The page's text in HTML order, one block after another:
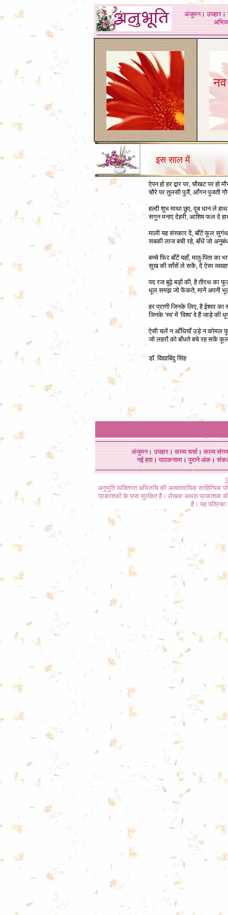
अंजुमन।उपहार।
नव
इस साल में
ऐपन हो हर द्वार पर, चौखट पर हो
चौरे पर तुलसी पुजैं, आँगन पुजती
हल्दी शुभ माथा छुए, दूब धान ले हाथ
सगुन मनाए देहरी, आशिष फल दे
माली यह संस्कार दें, बाँटें फूल सुगंध
सबकी लाज बची रहे, बाँधें जो
बच्चे फिर बाँटें यहाँ, मातु-पिता का
सुख की साँसें ले सकें, दें ऐसा
पद रज बूढ़े बड़ों की, है तीरथ का
धूल समझ जो फेंकते, मानें अपनी
हर प्राणी जिनके लिए, है ईश्वर का
जिनके 'स्व' में 'विश्व' वे हैं जाड़े की
ऐसी चलें न आँधियाँ उड़े न कोमल
जो लहरों को बाँधते बचे रह सकें
डॉ. विद्याबिंदु सिंह
अंजुमन।उपहार।काव्य चर्चा।काव्य संगम
नई हवा। पाठकनामा। पुराने अंक।
अनुभूति व्यक्तिगत अभिरुचि की अव्यवसायिक
प्रकाशकों के पास सुरक्षित हैं। लेखक अथवा प्रकाशक की
है। यह पत्रिका